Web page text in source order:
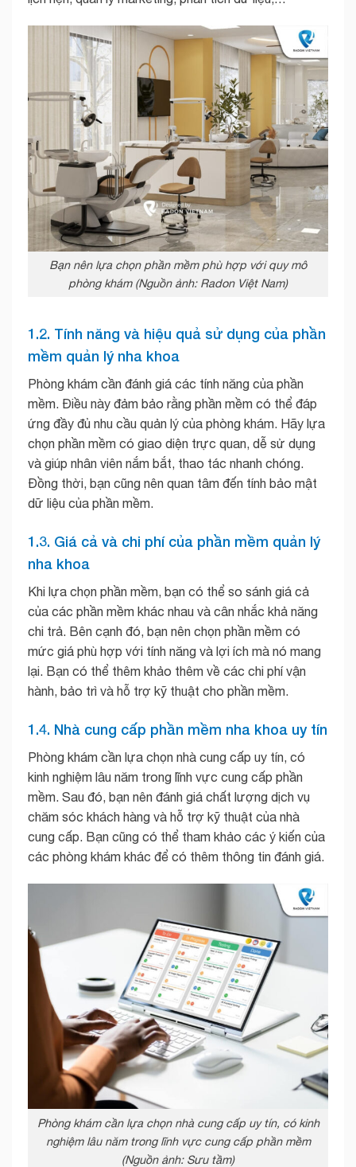
Bạn nên lựa chọn phần mềm phù hợp với quy mô
phòng khám (Nguồn ảnh: Radon Việt Nam)
1.2. Tính năng và hiệu quả sử dụng của phần
mềm quản lý nha khoa
Phòng khám cần đánh giá các tính năng của phần
mềm. Điều này đảm bảo rằng phần mềm có thể đáp
ứng đầy đủ nhu cầu quản lý của phòng khám. Hãy lựa
chọn phần mềm có giao diện trực quan, dễ sử dụng
và giúp nhân viên nắm bắt, thao tác nhanh chóng.
Đồng thời, bạn cũng nên quan tâm đến tính bảo mật
dữ liệu của phần mềm.
1.3. Giá cả và chi phí của phần mềm quản lý
nha khoa
Khi lựa chọn phần mềm, bạn có thể so sánh giá cả
của các phần mềm khác nhau và cân nhắc khả năng
chi trả. Bên cạnh đó, bạn nên chọn phần mềm có
mức giá phù hợp với tính năng và lợi ích mà nó mang
lại. Bạn có thể thêm khảo thêm về các chi phí vận
hành, bảo trì và hỗ trợ kỹ thuật cho phần mềm.
1.4. Nhà cung cấp phần mềm nha khoa uy tín
Phòng khám cần lựa chọn nhà cung cấp uy tín, có
kinh nghiệm lâu năm trong lĩnh vực cung cấp phần
mềm. Sau đó, bạn nên đánh giá chất lượng dịch vụ
chăm sóc khách hàng và hỗ trợ kỹ thuật của nhà
cung cấp. Bạn cũng có thể tham khảo các ý kiến của
các phòng khám khác để có thêm thông tin đánh giá.
Phòng khám cần lựa chọn nhà cung cấp uy tín, có kinh
nghiệm lâu năm trong lĩnh vực cung cấp phần mềm
(Nguồn ảnh: Sưu tầm)